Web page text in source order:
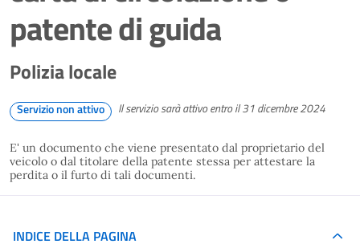
patente di guida
Polizia locale
Servizio non attivo Il servizio sarà attivo entro il 31 dicembre 2024
E' un documento che viene presentato dal proprietario del
veicolo o dal titolare della patente stessa per attestare la
perdita o il furto di tali documenti.
INDICE DELLA PAGINA